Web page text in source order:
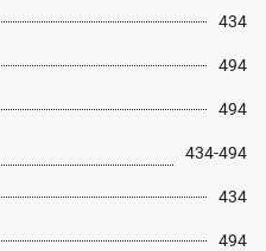
434
494
494
434-494
434
494